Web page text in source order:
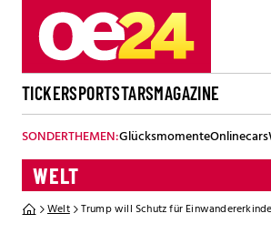
TICKERSPORTSTARSMAGAZINE
SONDERTHEMEN:GlücksmomenteOnlinecars
WELT
Welt Trump will Schutz für